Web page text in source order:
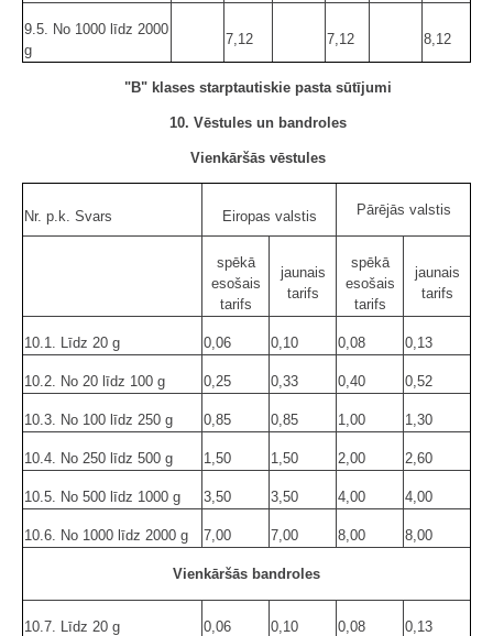
9.5. No 1000 līdz 2000
g
7,12 7,12 8,12
"B" klases starptautiskie pasta sūtījumi
10. Vēstules un bandroles
Vienkāršās vēstules
Nr. p.k. Svars Eiropas valstis Pārējās valstis
spēkā
esošais
tarifs
jaunais
tarifs
spēkā
esošais
tarifs
jaunais
tarifs
10.1. Līdz 20 g 0,06 0,10 0,08 0,13
10.2. No 20 līdz 100 g 0,25 0,33 0,40 0,52
10.3. No 100 līdz 250 g 0,85 0,85 1,00 1,30
10.4. No 250 līdz 500 g 1,50 1,50 2,00 2,60
10.5. No 500 līdz 1000 g 3,50 3,50 4,00 4,00
10.6. No 1000 līdz 2000 g 7,00 7,00 8,00 8,00
Vienkāršās bandroles
10.7. Līdz 20 g 0,06 0,10 0,08 0,13